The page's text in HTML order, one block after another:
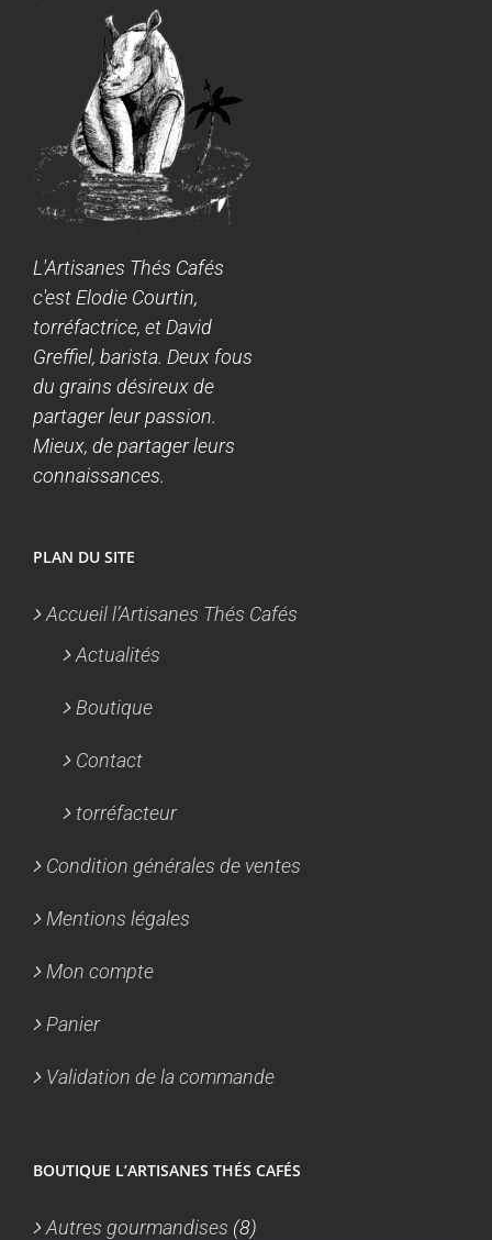
L'Artisanes Thés Cafés
c'est Elodie Courtin,
torréfactrice, et David
Greffiel, barista. Deux fous
du grains désireux de
partager leur passion.
Mieux, de partager leurs
connaissances.
PLAN DU SITE
Accueil l’Artisanes Thés Cafés
Actualités
Boutique
Contact
torréfacteur
Condition générales de ventes
Mentions légales
Mon compte
Panier
Validation de la commande
BOUTIQUE L’ARTISANES THÉS CAFÉS
Autres gourmandises (8)